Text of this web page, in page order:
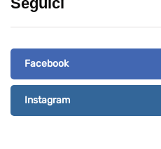
Facebook
Instagram